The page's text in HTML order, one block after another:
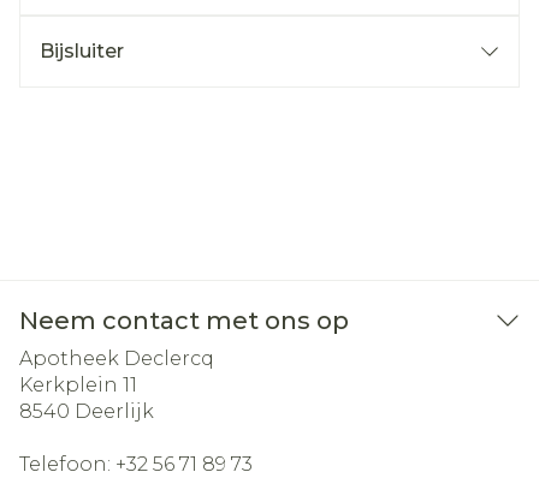
Bijsluiter
Neem contact met ons op
Apotheek Declercq
Kerkplein 11
8540 Deerlijk
Telefoon: +32 56 71 89 73